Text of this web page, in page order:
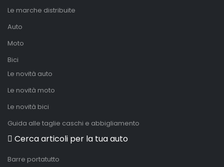
Le marche distribuite
Auto
Moto
Bici
Le novità auto
Le novità moto
Le novità bici
Guida alle taglie caschi e abbigliamento
Cerca articoli per la tua auto
Barre portatutto